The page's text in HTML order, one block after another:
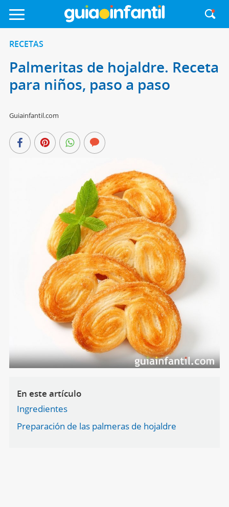
RECETAS
Palmeritas de hojaldre. Receta
para niños, paso a paso
Guiainfantil.com
En este artículo
Ingredientes
Preparación de las palmeras de hojaldre